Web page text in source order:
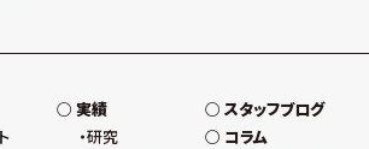
実績
研究
スタッフブログ
コラム